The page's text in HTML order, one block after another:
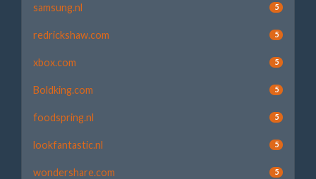
samsung.nl 5
redrickshaw.com 5
xbox.com 5
Boldking.com 5
foodspring.nl 5
lookfantastic.nl 5
wondershare.com 5